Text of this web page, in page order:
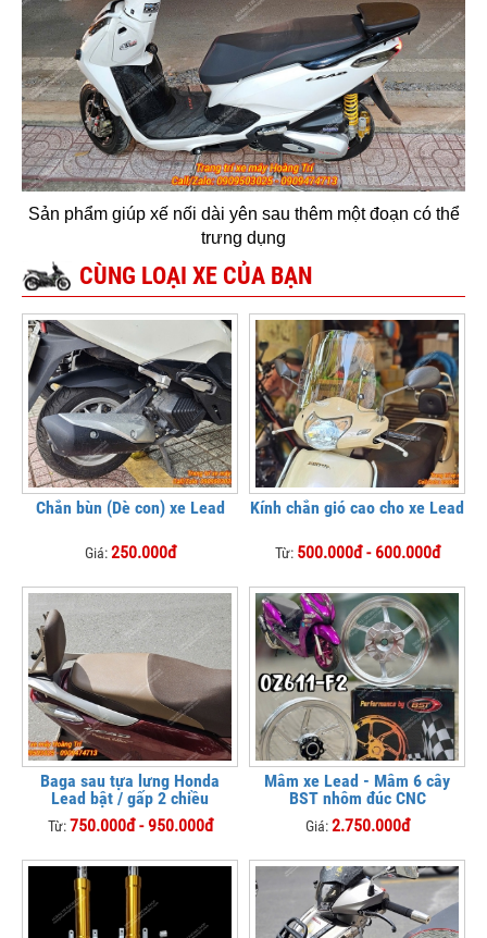
Sản phẩm giúp xế nối dài yên sau thêm một đoạn có thể
trưng dụng
CÙNG LOẠI XE CỦA BẠN
Chắn bùn (Dè con) xe Lead
Giá:250.000đ
Kính chắn gió cao cho xe Lead
Từ: 500.000đ - 600.000đ
Baga sau tựa lưng Honda
Lead bật / gấp 2 chiều
Từ:750.000đ - 950.000đ
Mâm xe Lead - Mâm 6 cây
BST nhôm đúc CNC
Giá:2.750.000đ